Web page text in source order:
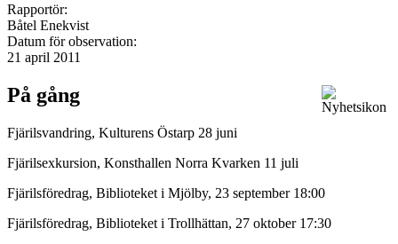
Rapportör:
Båtel Enekvist
Datum för observation:
21 april 2011
På gång
Fjärilsvandring, Kulturens Östarp 28 juni
Fjärilsexkursion, Konsthallen Norra Kvarken 11 juli
Fjärilsföredrag, Biblioteket i Mjölby, 23 september 18:00
Fjärilsföredrag, Biblioteket i Trollhättan, 27 oktober 17:30